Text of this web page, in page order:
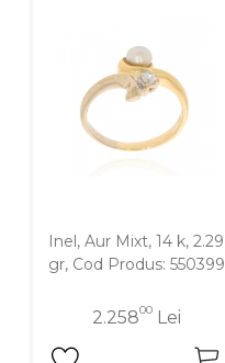
Inel, Aur Mixt, 14 k, 2.29
gr, Cod Produs: 550399
2.25800Lei